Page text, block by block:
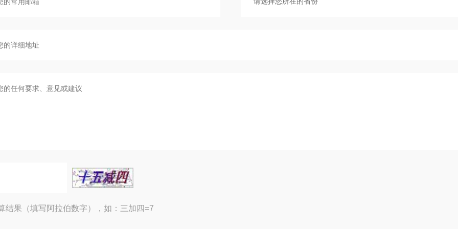
结果（填写阿拉伯数字），如：三加四=7